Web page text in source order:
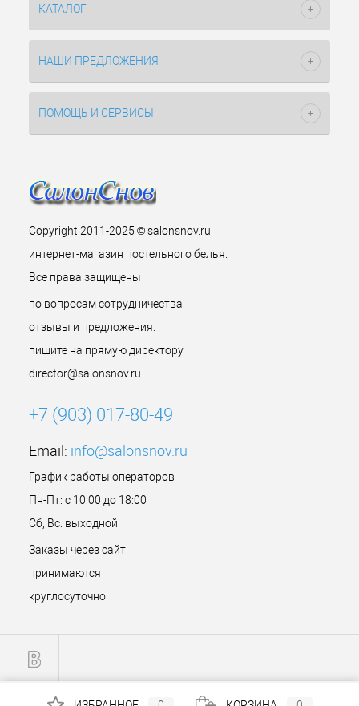
КАТАЛОГ
НАШИ ПРЕДЛОЖЕНИЯ
ПОМОЩЬ И СЕРВИСЫ
Copyright 2011-2025 © salonsnov.ru
интернет-магазин постельного белья.
Все права защищены
по вопросам сотрудничества
отзывы и предложения.
пишите на прямую директору
director@salonsnov.ru
+7 (903) 017-80-49
Email: info@salonsnov.ru
График работы операторов
Пн-Пт: с 10:00 до 18:00
Сб, Вс: выходной
Заказы через сайт
принимаются
круглосуточно